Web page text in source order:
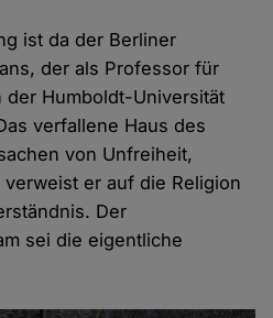
ist da der Berliner
der als Professor für
Humboldt-Universität
verfallene Haus des
von Unfreiheit,
er auf die Religion
Der
sei die eigentliche